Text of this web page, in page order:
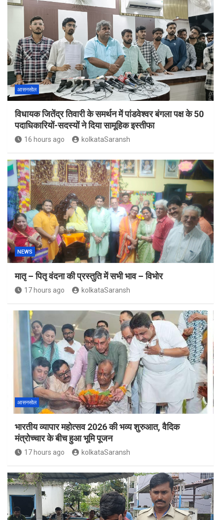
आसनसोल
विधायक जितेंद्र तिवारी के समर्थन में पांडवेश्वर बंगला पक्ष के 50
पदाधिकारियों-सदस्यों ने दिया सामूहिक इस्तीफा
16 hours ago kolkataSaransh
NEWS
मातृ – पितृ वंदना की प्रस्तुति में सभी भाव – विभोर
17 hours ago kolkataSaransh
आसनसोल
भारतीय व्यापार महोत्सव 2026 की भव्य शुरुआत, वैदिक
मंत्रोच्चार के बीच हुआ भूमि पूजन
17 hours ago kolkataSaransh